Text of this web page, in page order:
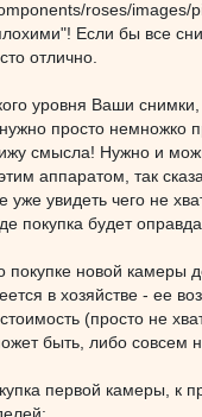
roses/images/
Если бы все
отлично.
уровня Ваши
просто немножко
смысла! Нужно и
аппаратом, так
увидеть чего не
покупка будет
покупке новой камеры
в хозяйстве - ее
(просто не
быть, либо
первой камеры, к